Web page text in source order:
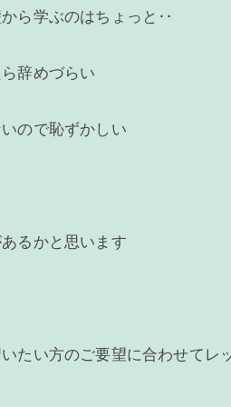
ら学ぶのはちょっと‥
辞めづらい
ので恥ずかしい
るかと思います
たい方のご要望に合わせてレ